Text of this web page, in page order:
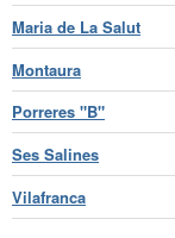
Maria de La Salut
Montaura
Porreres "B"
Ses Salines
Vilafranca